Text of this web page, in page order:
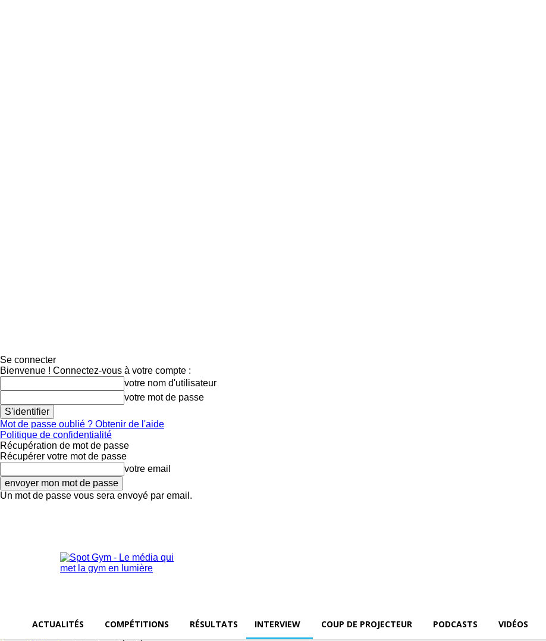
Se connecter
Bienvenue ! Connectez-vous à votre compte :
votre nom d'utilisateur
votre mot de passe
Mot de passe oublié ? Obtenir de l'aide
Politique de confidentialité
Récupération de mot de passe
Récupérer votre mot de passe
votre email
Un mot de passe vous sera envoyé par email.
ACTUALITÉS COMPÉTITIONS RÉSULTATS INTERVIEW COUP DE PROJECTEUR PODCASTS VIDÉOS